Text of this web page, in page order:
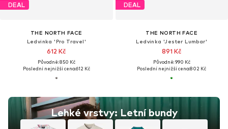
DEAL
THE NORTH FACE
Ledvinka 'Pro Travel'
612 Kč
Původně: 850 Kč
Poslední nejnižší cena:612 Kč
Lehké vrstvy: Letní bundy
DEAL
THE NORTH FACE
Ledvinka 'Jester Lumbar'
891 Kč
Původně: 990 Kč
Poslední nejnižší cena:802 Kč